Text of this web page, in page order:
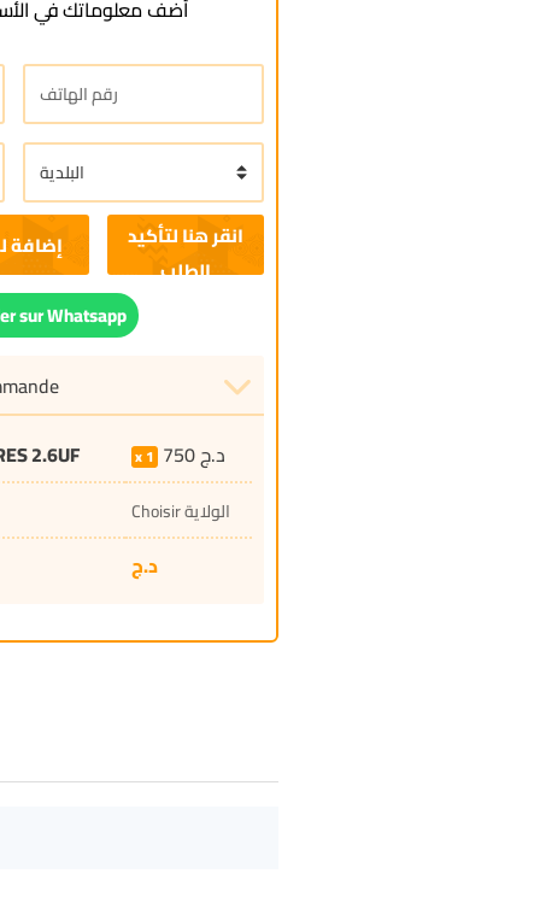
أضف معلوماتك في
إضافة
sur Whatsapp
2.6UF
1 750د.ج
Choisir الولاية
د.ج